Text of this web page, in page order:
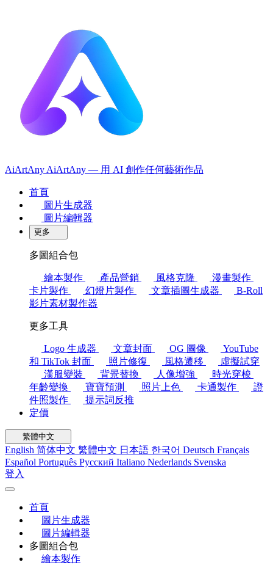
AiArtAny AiArtAny — 用 AI 創作任何藝術作品
首頁
圖片生成器
圖片編輯器
更多
多圖組合包
繪本製作 產品營銷 風格克隆
漫畫製作
卡片製作
幻燈片製作 文章插圖生成器
B-Roll
影片素材製作器
更多工具
Logo 生成器 文章封面 OG 圖像
YouTube
和 TikTok 封面
照片修復 風格遷移
虛擬試穿
漢服變裝
背景替換 人像增強
時光穿梭
年齡變換
寶寶預測 照片上色 卡通製作
證
件照製作
提示詞反推
定價
繁體中文
English 简体中文 繁體中文 日本語 한국어 Deutsch Français
Español Português Русский Italiano Nederlands Svenska
登入
首頁
圖片生成器
圖片編輯器
多圖組合包
繪本製作